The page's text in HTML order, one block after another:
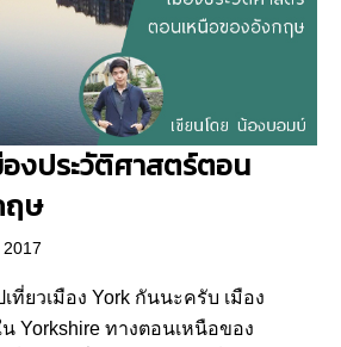
องประวัติศาสตร์ตอน
ฤษ
ที่ยวเมือง York กันนะครับ เมือง
น Yorkshire ทางตอนเหนือของ